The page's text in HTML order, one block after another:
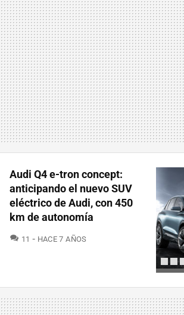
Audi Q4 e-tron concept:
anticipando el nuevo SUV
eléctrico de Audi, con 450
km de autonomía
11 COMENTARIOS
HACE 7 AÑOS